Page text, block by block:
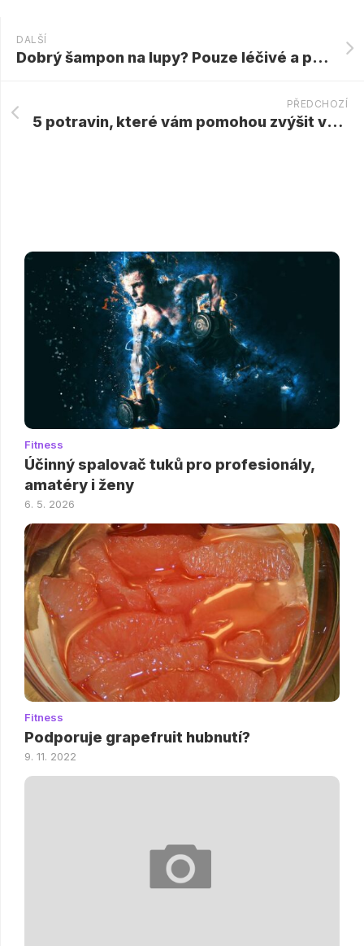
DALŠÍ
Dobrý šampon na lupy? Pouze léčivé a proti lupům
PŘEDCHOZÍ
5 potravin, které vám pomohou zvýšit vaši energetickou hladinu
Fitness
Účinný spalovač tuků pro profesionály,
amatéry i ženy
6. 5. 2026
Fitness
Podporuje grapefruit hubnutí?
9. 11. 2022